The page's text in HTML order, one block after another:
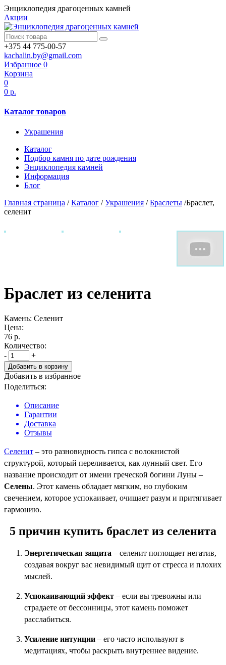
Энциклопедия драгоценных камней
Акции
+375 44 775-00-57
kachalin.by@gmail.com
Избранное 0
Корзина
0
0 р.
Каталог товаров
Украшения
Каталог
Подбор камня по дате рождения
Энциклопедия камней
Информация
Блог
Главная страница /Каталог /Украшения /Браслеты /Браслет,
селенит
Браслет из селенита
Камень: Селенит
Цена:
76 р.
Количество:
-
+
Добавить в избранное
Поделиться:
Описание
Гарантии
Доставка
Отзывы
Селенит – это разновидность гипса с волокнистой
структурой, который переливается, как лунный свет. Его
название происходит от имени греческой богини Луны –
Селены. Этот камень обладает мягким, но глубоким
свечением, которое успокаивает, очищает разум и притягивает
гармонию.
5 причин купить браслет из селенита
Энергетическая защита – селенит поглощает негатив,
создавая вокруг вас невидимый щит от стресса и плохих
мыслей.
Успокаивающий эффект – если вы тревожны или
страдаете от бессонницы, этот камень поможет
расслабиться.
Усиление интуиции – его часто используют в
медитациях, чтобы раскрыть внутреннее видение.